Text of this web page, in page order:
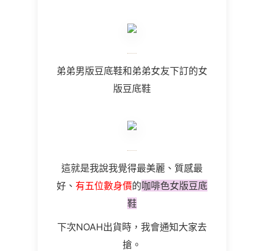
弟弟男版豆底鞋和弟弟女友下訂的女
版豆底鞋
這就是我說我覺得最美麗、質感最
好、 有五位數身價的咖啡色女版豆底
鞋
下次NOAH出貨時，我會通知大家去
搶。